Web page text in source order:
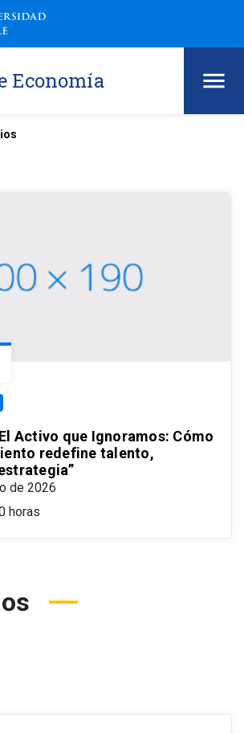
Economía
Activo que Ignoramos: Cómo
redefine talento,
de 2026
horas